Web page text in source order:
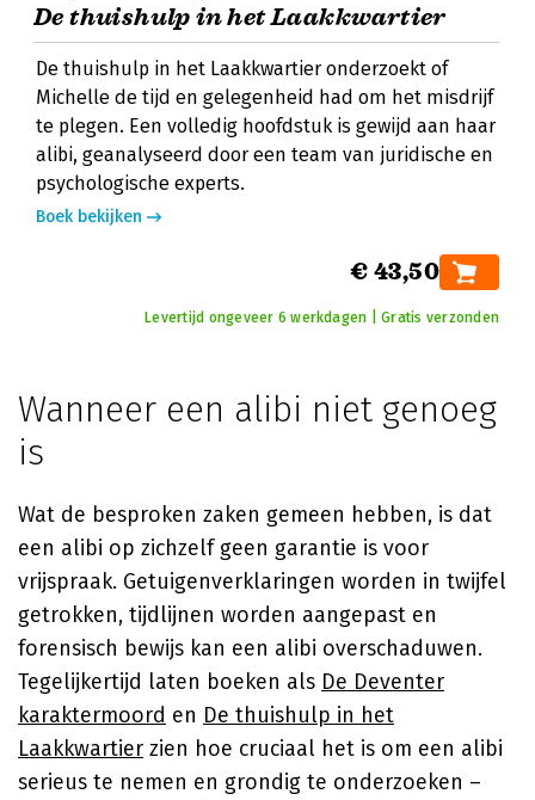
De thuishulp in het Laakkwartier
De thuishulp in het Laakkwartier onderzoekt of
Michelle de tijd en gelegenheid had om het misdrijf
te plegen. Een volledig hoofdstuk is gewijd aan haar
alibi, geanalyseerd door een team van juridische en
psychologische experts.
Boek bekijken
€ 43,50
Levertijd ongeveer 6 werkdagen | Gratis verzonden
Wanneer een alibi niet genoeg
is
Wat de besproken zaken gemeen hebben, is dat
een alibi op zichzelf geen garantie is voor
vrijspraak. Getuigenverklaringen worden in twijfel
getrokken, tijdlijnen worden aangepast en
forensisch bewijs kan een alibi overschaduwen.
Tegelijkertijd laten boeken als De Deventer
karaktermoord en De thuishulp in het
Laakkwartier zien hoe cruciaal het is om een alibi
serieus te nemen en grondig te onderzoeken –